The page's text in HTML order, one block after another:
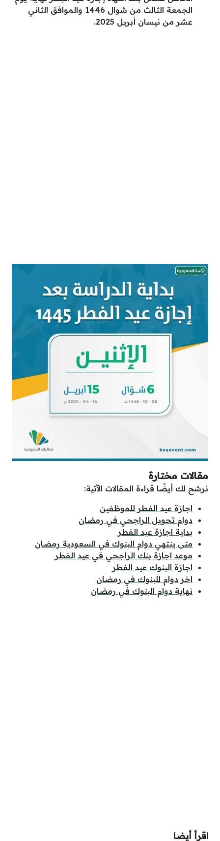
الجمعة الثالث من شوال 1446 والموافق الثاني
عشر من نيسان أبريل 2025.
مقالات مختارة
نرشح لك أيضًا قراءة المقالات الآتية:
اجازة عيد الفطر للموظفين
دوام تحويل الراجحي في رمضان
بداية اجازة عيد الفطر
متى ينتهي دوام البنوك في السعودية رمضان
موعد اجازة بنك الراجحي في عيد الفطر
اجازة البنوك عيد الفطر
اخر دوام للبنوك في رمضان
نهاية دوام البنوك في رمضان
اقرأ أيضا